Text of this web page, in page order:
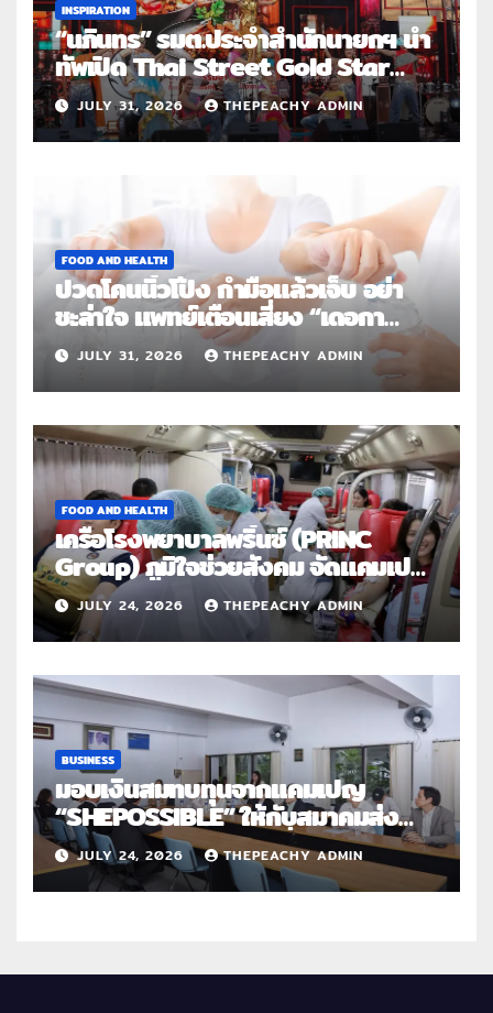
INSPIRATION
“นภินทร” รมต.ประจำสำนักนายกฯ นำ
ทัพเปิด Thai Street Gold Star
Roadshow 3 จังหวัดต้นแบบ
JULY 31, 2026 THEPEACHY ADMIN
FOOD AND HEALTH
ปวดโคนนิ้วโป้ง กำมือแล้วเจ็บ อย่า
ชะล่าใจ แพทย์เตือนเสี่ยง “เดอกา
แวง” โรคปลอกหุ้มเอ็นอักเสบจากการ
ใช้งานซ้ำ
JULY 31, 2026 THEPEACHY ADMIN
FOOD AND HEALTH
เครือโรงพยาบาลพริ้นซ์ (PRINC
Group) ภูมิใจช่วยสังคม จัดแคมเปญ
ใหญ่ระดับประเทศ “PRINC ผสาน :
สานต่อการให้ไม่สิ้นสุด”
JULY 24, 2026 THEPEACHY ADMIN
BUSINESS
มอบเงินสมทบทุนจากแคมเปญ
“SHEPOSSIBLE” ให้กับสมาคมส่ง
เสริมสถานภาพสตรีฯ เนื่องในวันสตรี
สากล 2569
JULY 24, 2026 THEPEACHY ADMIN